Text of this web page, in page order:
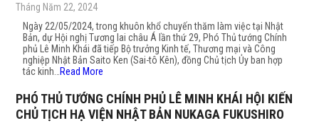
Tháng Năm 22, 2024
Ngày 22/05/2024, trong khuôn khổ chuyến thăm làm việc tại Nhật
Bản, dự Hội nghị Tương lai châu Á lần thứ 29, Phó Thủ tướng Chính
phủ Lê Minh Khái đã tiếp Bộ trưởng Kinh tế, Thương mại và Công
nghiệp Nhật Bản Saito Ken (Sai-tô Kên), đồng Chủ tịch Ủy ban hợp
tác kinh… Read More
PHÓ THỦ TƯỚNG CHÍNH PHỦ LÊ MINH KHÁI HỘI KIẾN
CHỦ TỊCH HẠ VIỆN NHẬT BẢN NUKAGA FUKUSHIRO